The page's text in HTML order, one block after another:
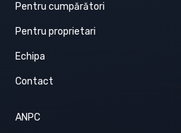
Pentru cumpărători
Pentru proprietari
Echipa
Contact
ANPC